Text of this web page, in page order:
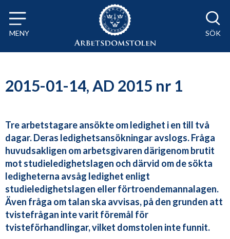
Till innehåll på sidan x
MENY SÖK
2015-01-14, AD 2015 nr 1
Tre arbetstagare ansökte om ledighet i en till två
dagar. Deras ledighetsansökningar avslogs. Fråga
huvudsakligen om arbetsgivaren därigenom brutit
mot studieledighetslagen och därvid om de sökta
ledigheterna avsåg ledighet enligt
studieledighetslagen eller förtroendemannalagen.
Även fråga om talan ska avvisas, på den grunden att
tvistefrågan inte varit föremål för
tvisteförhandlingar, vilket domstolen inte funnit.